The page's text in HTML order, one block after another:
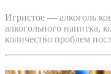
Игристое — алкоголь
алкогольного напитка,
количество проблем